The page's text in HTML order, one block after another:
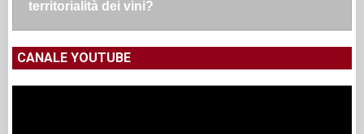
territorialità dei vini?
CANALE YOUTUBE